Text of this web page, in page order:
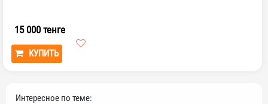
15 000 тенге
КУПИТЬ
Интересное по теме: